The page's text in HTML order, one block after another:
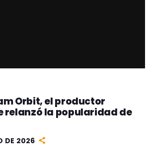
Orbit, el productor
relanzó la popularidad de
DE 2026